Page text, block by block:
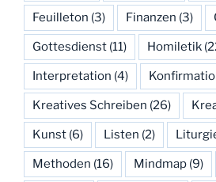
Feuilleton (3) Finanzen (3)
Gottesdienst (11) Homiletik
Interpretation (4)
Kreatives Schreiben (26)
Kunst (6) Listen (2)
Methoden (16) Mindmap (9)